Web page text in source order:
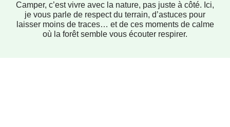
Camper, c’est vivre avec la nature, pas juste à côté. Ici,
je vous parle de respect du terrain, d’astuces pour
laisser moins de traces… et de ces moments de calme
où la forêt semble vous écouter respirer.